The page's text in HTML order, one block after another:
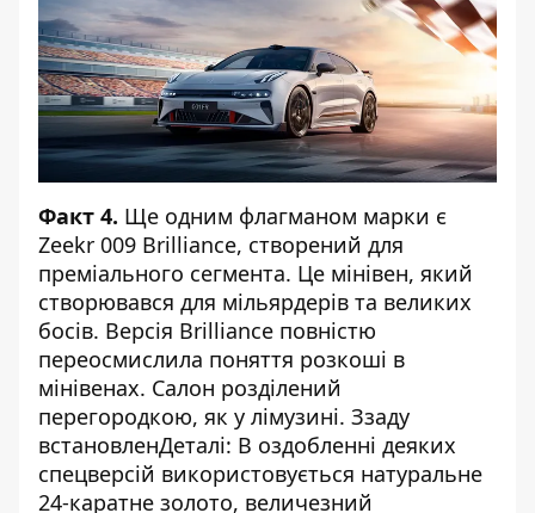
Факт 4. Ще одним флагманом марки є
Zeekr 009 Brilliance, створений для
преміального сегмента. Це мінівен, який
створювався для мільярдерів та великих
босів. Версія Brilliance повністю
переосмислила поняття розкоші в
мінівенах. Салон розділений
перегородкою, як у лімузині. Ззаду
встановленДеталі: В оздобленні деяких
спецверсій використовується натуральне
24-каратне золото, величезний